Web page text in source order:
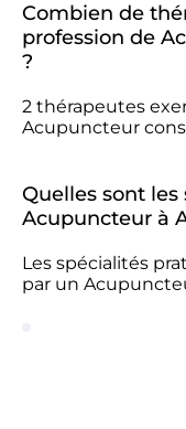
Combien de
profession de
?
2 thérapeutes
Acupuncteur
Quelles sont
Acupuncteur à
Les spécialités
par un